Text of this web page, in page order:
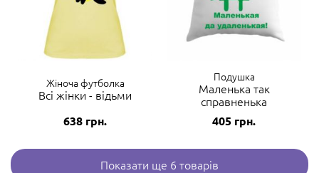
Жіноча футболка
Всі жінки - відьми
638 грн.
Подушка
Маленька так
справненька
405 грн.
Показати ще 6 товарів